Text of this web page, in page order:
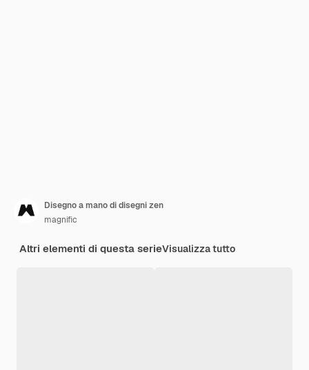
Disegno a mano di disegni zen
magnific
Altri elementi di questa serieVisualizza tutto